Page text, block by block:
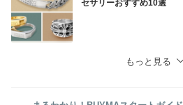
セサリーおすすめ10選
もっと見る